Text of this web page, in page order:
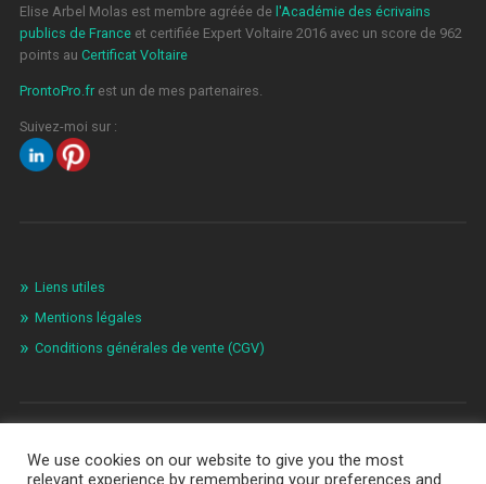
Elise Arbel Molas est membre agréée de l'Académie des écrivains
publics de France et certifiée Expert Voltaire 2016 avec un score de 962
points au Certificat Voltaire
ProntoPro.fr est un de mes partenaires.
Suivez-moi sur :
Liens utiles
Mentions légales
Conditions générales de vente (CGV)
We use cookies on our website to give you the most
relevant experience by remembering your preferences and